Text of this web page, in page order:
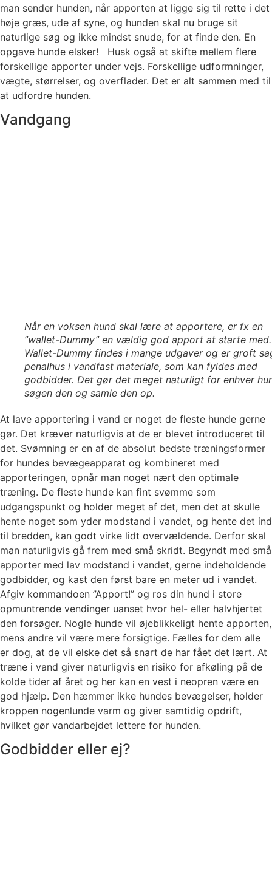
man sender hunden, når apporten at ligge sig til rette i det
høje græs, ude af syne, og hunden skal nu bruge sit
naturlige søg og ikke mindst snude, for at finde den. En
opgave hunde elsker! Husk også at skifte mellem flere
forskellige apporter under vejs. Forskellige udformninger,
vægte, størrelser, og overflader. Det er alt sammen med til
at udfordre hunden.
Vandgang
Når en voksen hund skal lære at apportere, er fx en
”wallet-Dummy” en vældig god apport at starte
Wallet-Dummy findes i mange udgaver og er groft
penalhus i vandfast materiale, som kan fyldes med
godbidder. Det gør det meget naturligt for enhver
søgen den og samle den op.
At lave apportering i vand er noget de fleste hunde gerne
gør. Det kræver naturligvis at de er blevet introduceret til
det. Svømning er en af de absolut bedste træningsformer
for hundes bevægeapparat og kombineret med
apporteringen, opnår man noget nært den optimale
træning. De fleste hunde kan fint svømme som
udgangspunkt og holder meget af det, men det at skulle
hente noget som yder modstand i vandet, og hente det ind
til bredden, kan godt virke lidt overvældende. Derfor skal
man naturligvis gå frem med små skridt. Begyndt med små
apporter med lav modstand i vandet, gerne indeholdende
godbidder, og kast den først bare en meter ud i vandet.
Afgiv kommandoen ”Apport!” og ros din hund i store
opmuntrende vendinger uanset hvor hel- eller halvhjertet
den forsøger. Nogle hunde vil øjeblikkeligt hente apporten,
mens andre vil være mere forsigtige. Fælles for dem alle
er dog, at de vil elske det så snart de har fået det lært. At
træne i vand giver naturligvis en risiko for afkøling på de
kolde tider af året og her kan en vest i neopren være en
god hjælp. Den hæmmer ikke hundes bevægelser, holder
kroppen nogenlunde varm og giver samtidig opdrift,
hvilket gør vandarbejdet lettere for hunden.
Godbidder eller ej?